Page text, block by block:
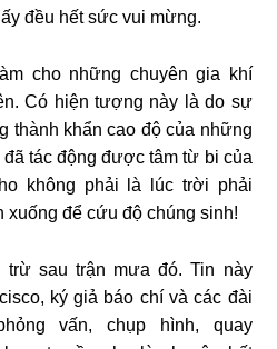
đều hết sức vui mừng.
cho những chuyên gia khí
Có hiện tượng này là do sự
thành khẩn cao độ của những
tác động được tâm từ bi của
không phải là lúc trời phải
để cứu độ chúng sinh!
sau trận mưa đó. Tin này
ký giả báo chí và các đài
vấn, chụp hình, quay